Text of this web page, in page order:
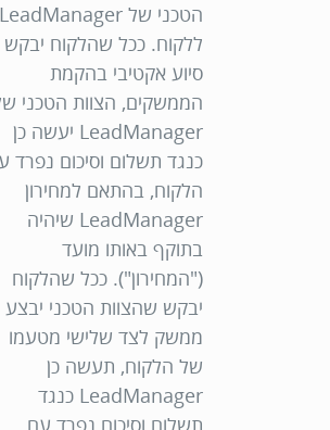
הטכני של LeadManager
ללקוח. ככל שהלקוח יבקש
סיוע אקטיבי בהקמת
הממשקים, הצוות הטכני
LeadManager יעשה כן
כנגד תשלום וסיכום נפרד
הלקוח, בהתאם למחירון
LeadManager שיהיה
בתוקף באותו מועד
("המחירון"). ככל שהלקוח
יבקש שהצוות הטכני יבצע
ממשק לצד שלישי מטעמו
של הלקוח, תעשה כן
LeadManager כנגד
תשלום וסיכום נפרד עם